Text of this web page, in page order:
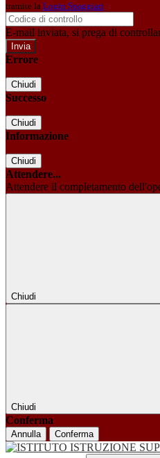
tramite la Login Spaggiari
E-mail inviata, si prega di
Errore
Chiudi
Successo
Chiudi
Informazione
Chiudi
Attendere...
Attendere il completamento
Chiudi
Chiudi
Conferma
Annulla Conferma